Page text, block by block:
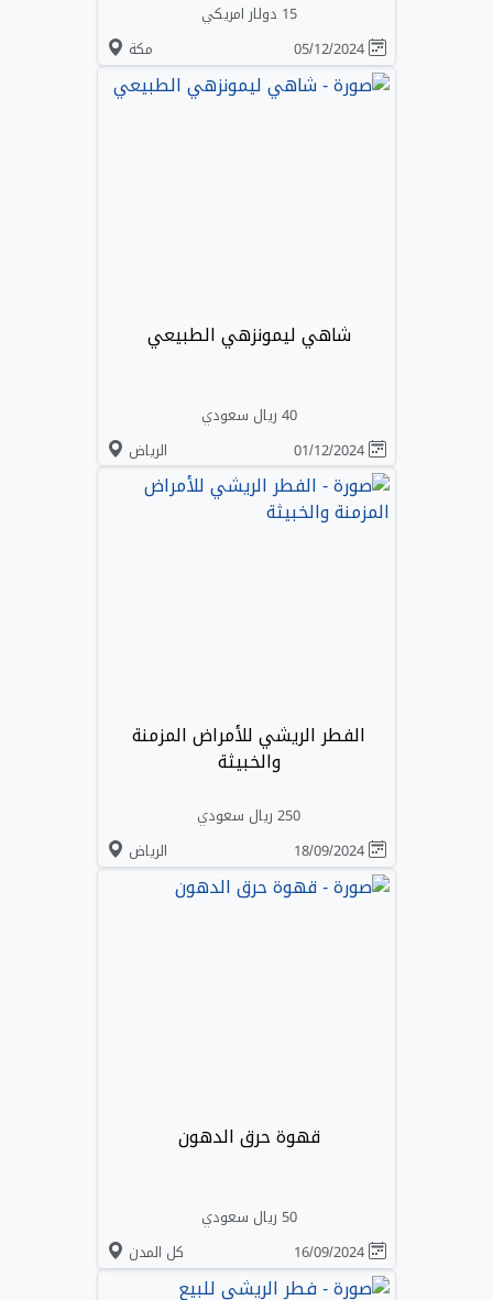
15 دولار امريكي
مكة
شاهي ليمونزهي الطبيعي
40 ريال سعودي
الرياض
الفطر الريشي للأمراض المزمنة
والخبيثة
250 ريال سعودي
الرياض
قهوة حرق الدهون
50 ريال سعودي
كل المدن